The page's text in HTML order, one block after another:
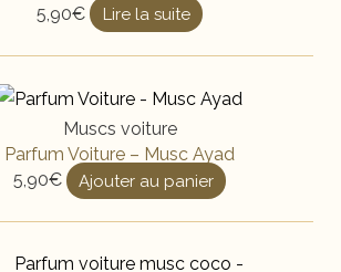
5,90€ Lire la suite
Muscs voiture
Parfum Voiture – Musc Ayad
5,90€ Ajouter au panier